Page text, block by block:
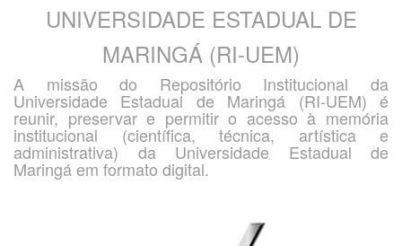
UNIVERSIDADE ESTADUAL DE
MARINGÁ (RI-UEM)
A missão do Repositório Institucional da
Universidade Estadual de Maringá (RI-UEM) é
reunir, preservar e permitir o acesso à memória
institucional (científica, técnica, artística e
administrativa) da Universidade Estadual de
Maringá em formato digital.